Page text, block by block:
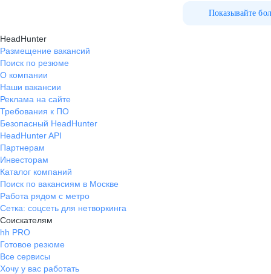
Показывайте
HeadHunter
Размещение вакансий
Поиск по резюме
О компании
Наши вакансии
Реклама на сайте
Требования к ПО
Безопасный HeadHunter
HeadHunter API
Партнерам
Инвесторам
Каталог компаний
Поиск по вакансиям в Москве
Работа рядом с метро
Сетка: соцсеть для нетворкинга
Соискателям
hh PRO
Готовое резюме
Все сервисы
Хочу у вас работать